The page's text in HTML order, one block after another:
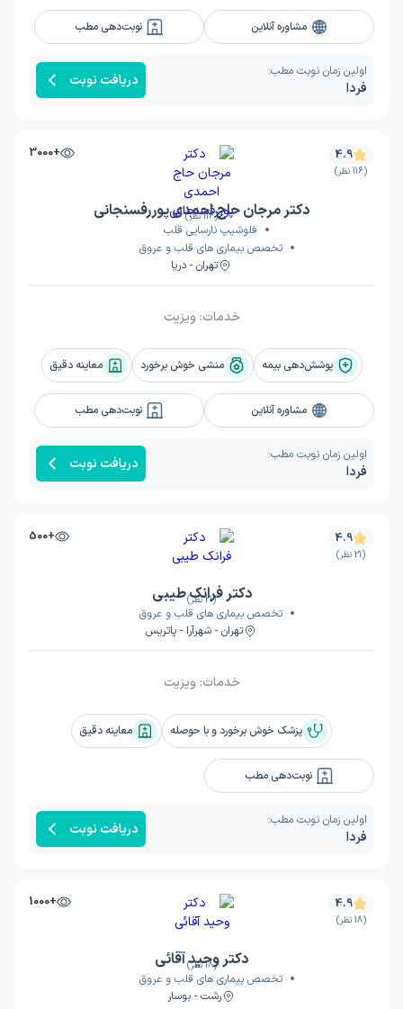
مشاوره آنلاین نوبت‌دهی مطب
اولین زمان نوبت مطب:
فردا دریافت نوبت
(116 نظر)
+3000 4.9
(116 نظر)
دکتر مرجان حاج احمدی پوررفسنجانی
فلوشیپ نارسایی قلب
تخصص بیماری های قلب و عروق
تهران - دریا
خدمات:ویزیت
پوشش‌دهی بیمه منشی خوش برخورد معاینه دقیق
مشاوره آنلاین نوبت‌دهی مطب
اولین زمان نوبت مطب:
فردا دریافت نوبت
(21 نظر)
+500 4.9
(21 نظر)
دکتر فرانک طیبی
تخصص بیماری های قلب و عروق
تهران - شهرآرا - پاتریس
خدمات:ویزیت
پزشک خوش برخورد و با حوصله معاینه دقیق
نوبت‌دهی مطب
اولین زمان نوبت مطب:
فردا دریافت نوبت
(18 نظر)
+1000 4.9
(18 نظر)
دکتر وحید آقائی
تخصص بیماری های قلب و عروق
رشت - بوسار